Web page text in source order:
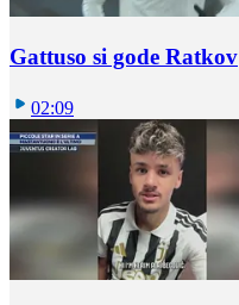
Gattuso si gode Ratkov
02:09